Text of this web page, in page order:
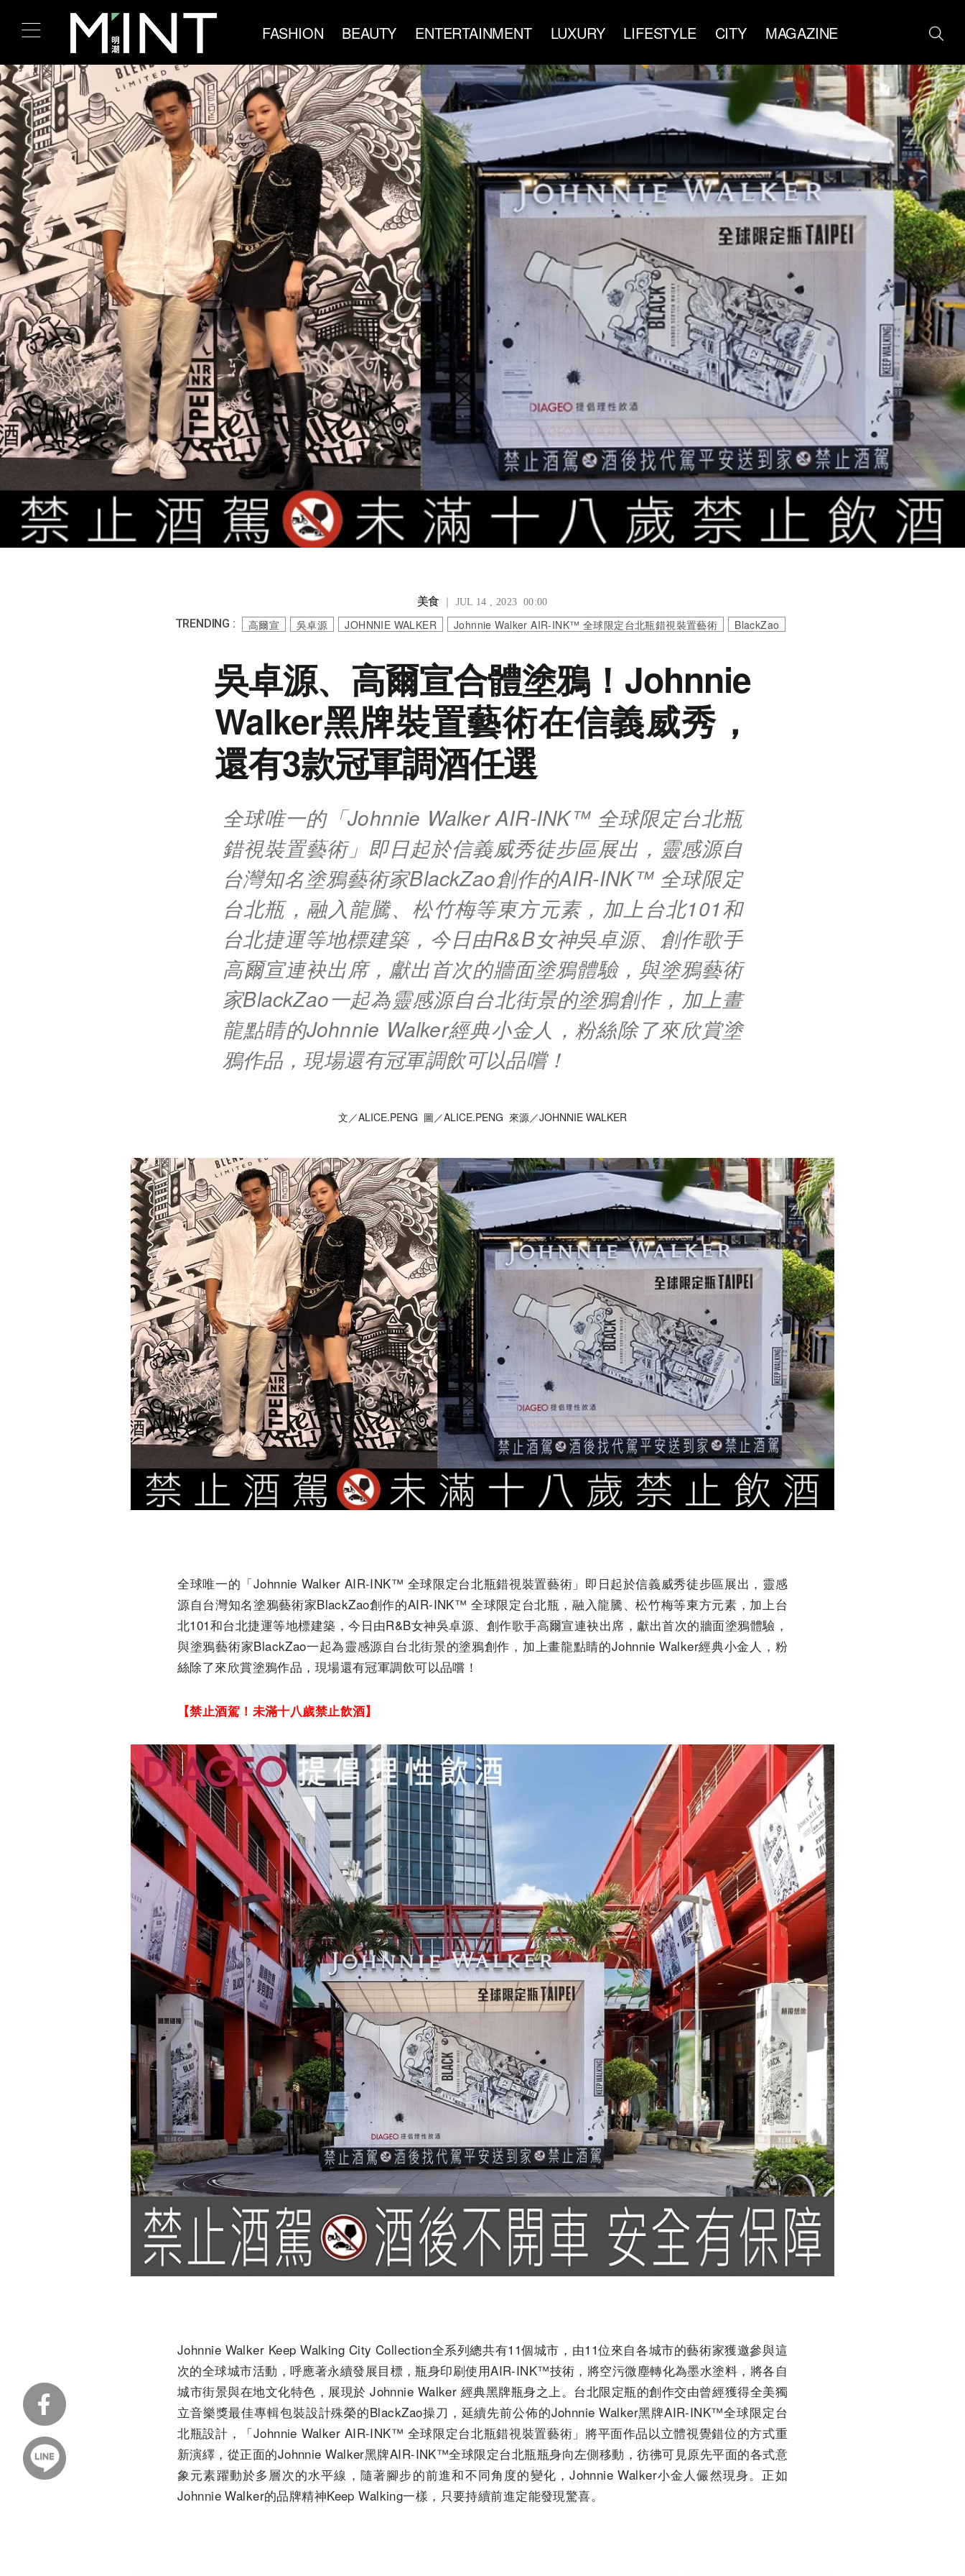
FASHION BEAUTY ENTERTAINMENT LUXURY LIFESTYLE CITY MAGAZINE
美食 ｜ JUL 14 , 2023 00:00
TRENDING : 高爾宣 吳卓源 JOHNNIE WALKER Johnnie Walker AIR-INK™ 全球限定台北瓶錯視裝置藝術 BlackZao
吳卓源、高爾宣合體塗鴉！Johnnie
Walker黑牌裝置藝術在信義威秀，
還有3款冠軍調酒任選
全球唯一的「Johnnie Walker AIR-INK™ 全球限定台北瓶
錯視裝置藝術」即日起於信義威秀徒步區展出，靈感源自
台灣知名塗鴉藝術家BlackZao創作的AIR-INK™ 全球限定
台北瓶，融入龍騰、松竹梅等東方元素，加上台北101和
台北捷運等地標建築，今日由R&B女神吳卓源、創作歌手
高爾宣連袂出席，獻出首次的牆面塗鴉體驗，與塗鴉藝術
家BlackZao一起為靈感源自台北街景的塗鴉創作，加上畫
龍點睛的Johnnie Walker經典小金人，粉絲除了來欣賞塗
鴉作品，現場還有冠軍調飲可以品嚐！
文／ALICE.PENG 圖／ALICE.PENG 來源／JOHNNIE WALKER
全球唯一的「Johnnie Walker AIR-INK™ 全球限定台北瓶錯視裝置藝術」即日起於信義威秀徒步區展出，靈感
源自台灣知名塗鴉藝術家BlackZao創作的AIR-INK™ 全球限定台北瓶，融入龍騰、松竹梅等東方元素，加上台
北101和台北捷運等地標建築，今日由R&B女神吳卓源、創作歌手高爾宣連袂出席，獻出首次的牆面塗鴉體驗，
與塗鴉藝術家BlackZao一起為靈感源自台北街景的塗鴉創作，加上畫龍點睛的Johnnie Walker經典小金人，粉
絲除了來欣賞塗鴉作品，現場還有冠軍調飲可以品嚐！
【禁止酒駕！未滿十八歲禁止飲酒】
Johnnie Walker Keep Walking City Collection全系列總共有11個城市，由11位來自各城市的藝術家獲邀參與這
次的全球城市活動，呼應著永續發展目標，瓶身印刷使用AIR-INK™技術，將空污微塵轉化為墨水塗料，將各自
城市街景與在地文化特色，展現於 Johnnie Walker 經典黑牌瓶身之上。台北限定瓶的創作交由曾經獲得全美獨
立音樂獎最佳專輯包裝設計殊榮的BlackZao操刀，延續先前公佈的Johnnie Walker黑牌AIR-INK™全球限定台
北瓶設計，「Johnnie Walker AIR-INK™ 全球限定台北瓶錯視裝置藝術」將平面作品以立體視覺錯位的方式重
新演繹，從正面的Johnnie Walker黑牌AIR-INK™全球限定台北瓶瓶身向左側移動，彷彿可見原先平面的各式意
象元素躍動於多層次的水平線，隨著腳步的前進和不同角度的變化，Johnnie Walker小金人儼然現身。正如
Johnnie Walker的品牌精神Keep Walking一樣，只要持續前進定能發現驚喜。